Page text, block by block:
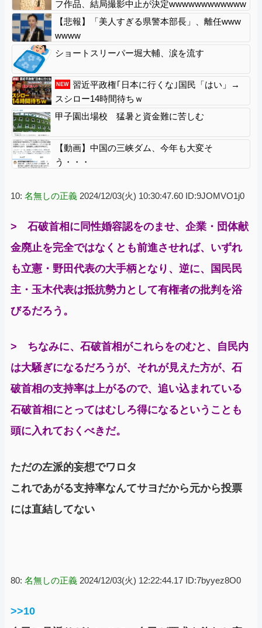
フ作品、結局撮影中止が決定wwwwwwwwwwww
【悲報】「美人すぎる県警本部長」、離任www
wwww
ショートスリーパー堀大輔、涙を流す
NEW
習近平政権｢日本に行くな｣国民「はい」→
スシロー14時間待ちｗ
甲子園出場校 猛暑と資金難に苦しむ
【動画】中国の三峡ダム、今年も大変そ
う・・・
10: 名無しの正義 2024/12/03(火) 10:30:47.60 ID:9JOMVO1j0
> 石破首相に同性婚容認をのませ、企業・団体献
金廃止を完全ではなくとも前進させれば、いずれ
も立憲・野田代表の大手柄となり、逆に、国民民
主・玉木代表は抵抗勢力として有権者の批判を浴
びるだろう。
> ちなみに、石破首相がこれらをのむと、自民内
は大騒ぎになるだろうが、それが見えた方が、石
破首相の支持率は上がるので、追い込まれている
石破首相にとってはむしろ得になるということも
頭に入れておくべきだ。
ただの左派的妄想でワロタ
これであがる支持率なんてサヨだから元から投票
には直結してない
80: 名無しの正義 2024/12/03(火) 12:22:44.17 ID:7byyez8O0
>>10